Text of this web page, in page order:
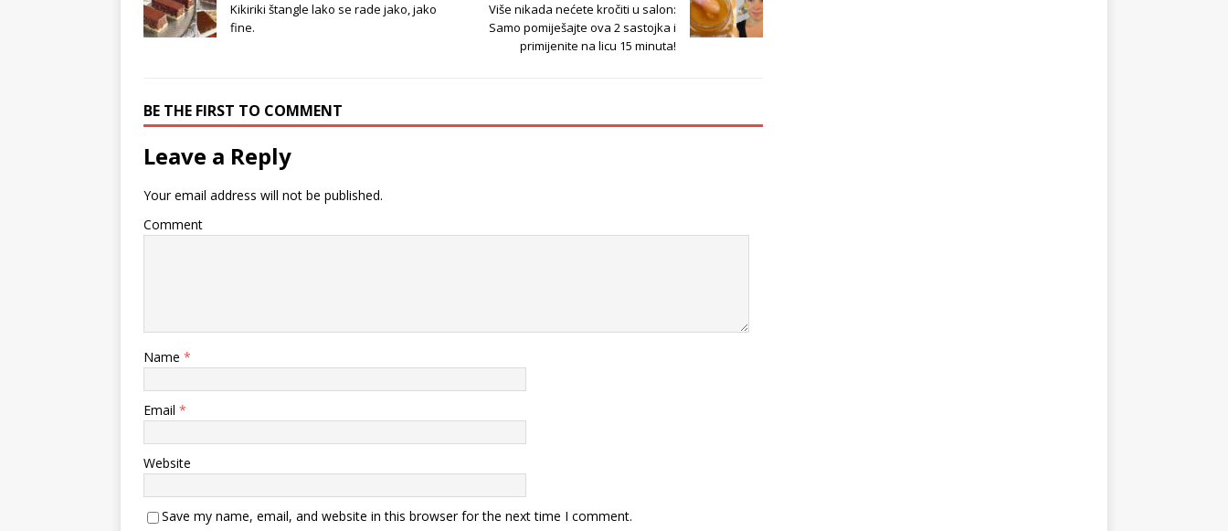
Kikiriki štangle lako se rade jako, jako
fine.
Više nikada nećete kročiti u salon:
Samo pomiješajte ova 2 sastojka i
primijenite na licu 15 minuta!
BE THE FIRST TO COMMENT
Leave a Reply
Your email address will not be published.
Comment
Name *
Email *
Website
Save my name, email, and website in this browser for the next time I comment.